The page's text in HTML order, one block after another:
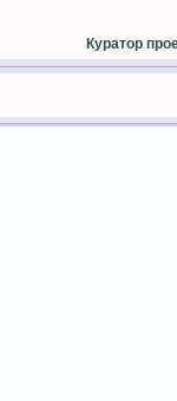
Куратор